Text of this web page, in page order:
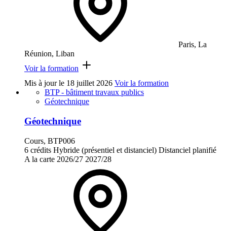
Paris, La
Réunion, Liban
Voir la formation
Mis à jour le 18 juillet 2026 Voir la formation
BTP - bâtiment travaux publics
Géotechnique
Géotechnique
Cours, BTP006
6 crédits Hybride (présentiel et distanciel) Distanciel planifié
A la carte 2026/27 2027/28